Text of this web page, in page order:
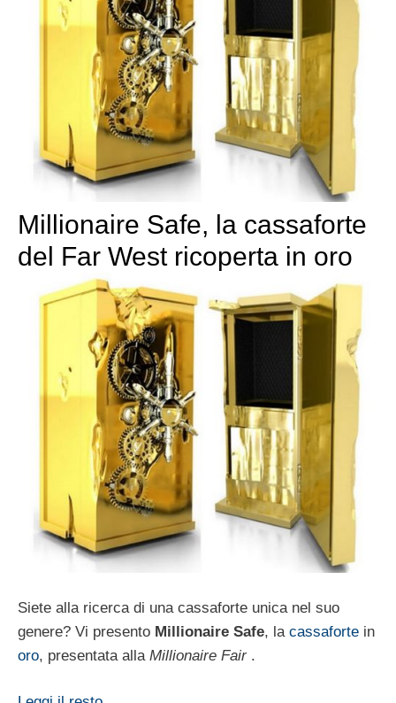
Millionaire Safe, la cassaforte
del Far West ricoperta in oro
Siete alla ricerca di una cassaforte unica nel suo
genere? Vi presento Millionaire Safe, la cassaforte in
oro, presentata alla Millionaire Fair .